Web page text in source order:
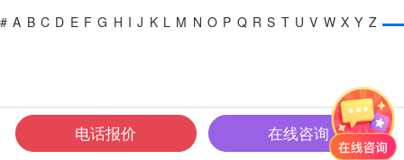
# A B C D E F G H I J K L M N O P Q R S T U V W X Y Z
电话报价 在线咨询